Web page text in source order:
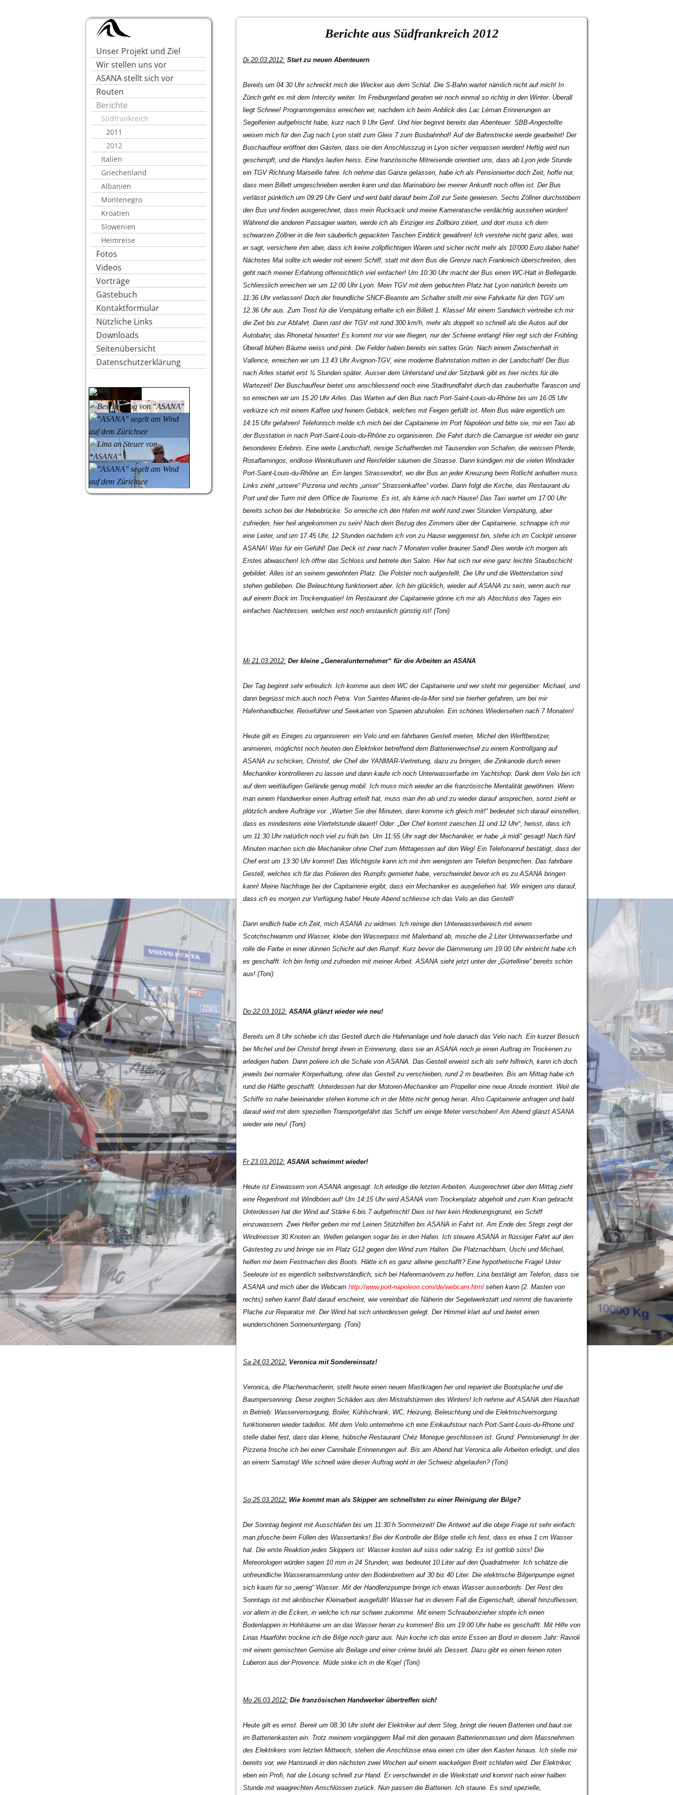
Unser Projekt und Ziel
Wir stellen uns vor
ASANA stellt sich vor
Routen
Berichte
Südfrankreich
2011
2012
Italien
Griechenland
Albanien
Montenegro
Kroatien
Slowenien
Heimreise
Fotos
Videos
Vorträge
Gästebuch
Kontaktformular
Nützliche Links
Downloads
Seitenübersicht
Datenschutzerklärung
Berichte aus Südfrankreich 2012
Di 20.03.2012: Start zu neuen Abenteuern
Bereits um 04:30 Uhr schreckt mich der Wecker aus dem Schlaf. Die S-Bahn wartet nämlich nicht auf mich! In
Zürich geht es mit dem Intercity weiter. Im Freiburgerland geraten wir noch einmal so richtig in den Winter. Überall
liegt Schnee! Programmgemäss erreichen wir, nachdem ich beim Anblick des Lac Léman Erinnerungen an
Segelferien aufgefrischt habe, kurz nach 9 Uhr Genf. Und hier beginnt bereits das Abenteuer. SBB-Angestellte
weisen mich für den Zug nach Lyon statt zum Gleis 7 zum Busbahnhof! Auf der Bahnstrecke werde gearbeitet! Der
Buschauffeur eröffnet den Gästen, dass sie den Anschlusszug in Lyon sicher verpassen werden! Heftig wird nun
geschimpft, und die Handys laufen heiss. Eine französische Mitreisende orientiert uns, dass ab Lyon jede Stunde
ein TGV Richtung Marseille fahre. Ich nehme das Ganze gelassen, habe ich als Pensionierter doch Zeit, hoffe nur,
dass mein Billett umgeschrieben werden kann und das Marinabüro bei meiner Ankunft noch offen ist. Der Bus
verlässt pünktlich um 09:29 Uhr Genf und wird bald darauf beim Zoll zur Seite gewiesen. Sechs Zöllner durchstöbern
den Bus und finden ausgerechnet, dass mein Rucksack und meine Kameratasche verdächtig aussehen würden!
Während die anderen Passagier warten, werde ich als Einziger ins Zollbüro zitiert, und dort muss ich dem
schwarzen Zöllner in die fein säuberlich gepackten Taschen Einblick gewähren! Ich verstehe nicht ganz alles, was
er sagt, versichere ihm aber, dass ich keine zollpflichtigen Waren und sicher nicht mehr als 10‘000 Euro dabei habe!
Nächstes Mal sollte ich wieder mit einem Schiff, statt mit dem Bus die Grenze nach Frankreich überschreiten, dies
geht nach meiner Erfahrung offensichtlich viel einfacher! Um 10:30 Uhr macht der Bus einen WC-Halt in Bellegarde.
Schliesslich erreichen wir um 12:00 Uhr Lyon. Mein TGV mit dem gebuchten Platz hat Lyon natürlich bereits um
11:36 Uhr verlassen! Doch der freundliche SNCF-Beamte am Schalter stellt mir eine Fahrkarte für den TGV um
12.36 Uhr aus. Zum Trost für die Verspätung erhalte ich ein Billett 1. Klasse! Mit einem Sandwich vertreibe ich mir
die Zeit bis zur Abfahrt. Dann rast der TGV mit rund 300 km/h, mehr als doppelt so schnell als die Autos auf der
Autobahn, das Rhonetal hinunter! Es kommt mir vor wie fliegen, nur der Schiene entlang! Hier regt sich der Frühling.
Überall blühen Bäume weiss und pink. Die Felder haben bereits ein sattes Grün. Nach einem Zwischenhalt in
Vallence, erreichen wir um 13.43 Uhr Avignon-TGV, eine moderne Bahnstation mitten in der Landschaft! Der Bus
nach Arles startet erst ¾ Stunden später. Ausser dem Unterstand und der Sitzbank gibt es hier nichts für die
Wartezeit! Der Buschauffeur bietet uns anschliessend noch eine Stadtrundfahrt durch das zauberhafte Tarascon und
so erreichen wir um 15.20 Uhr Arles. Das Warten auf den Bus nach Port-Saint-Louis-du-Rhône bis um 16:05 Uhr
verkürze ich mit einem Kaffee und feinem Gebäck, welches mit Feigen gefüllt ist. Mein Bus wäre eigentlich um
14:15 Uhr gefahren! Telefonisch melde ich mich bei der Capitainerie im Port Napoléon und bitte sie, mir ein Taxi ab
der Busstation in nach Port-Saint-Louis-du-Rhône zu organisieren. Die Fahrt durch die Camargue ist wieder ein ganz
besonderes Erlebnis. Eine weite Landschaft, riesige Schafherden mit Tausenden von Schafen, die weissen Pferde,
Rosaflamingos, endlose Weinkulturen und Reisfelder säumen die Strasse. Dann kündigen mir die vielen Windräder
Port-Saint-Louis-du-Rhône an. Ein langes Strassendorf, wo der Bus an jeder Kreuzung beim Rotlicht anhalten muss.
Links zieht „unsere“ Pizzeria und rechts „unser“ Strassenkaffee“ vorbei. Dann folgt die Kirche, das Restaurant du
Port und der Turm mit dem Office de Tourisme. Es ist, als käme ich nach Hause! Das Taxi wartet um 17:00 Uhr
bereits schon bei der Hebebrücke. So erreiche ich den Hafen mit wohl rund zwei Stunden Verspätung, aber
zufrieden, hier heil angekommen zu sein! Nach dem Bezug des Zimmers über der Capitainerie, schnappe ich mir
eine Leiter, und um 17.45 Uhr, 12 Stunden nachdem ich von zu Hause weggereist bin, stehe ich im Cockpit unserer
ASANA! Was für ein Gefühl! Das Deck ist zwar nach 7 Monaten voller brauner Sand! Dies werde ich morgen als
Erstes abwaschen! Ich öffne das Schloss und betrete den Salon. Hier hat sich nur eine ganz leichte Staubschicht
gebildet. Alles ist an seinem gewohnten Platz. Die Polster noch aufgestellt. Die Uhr und die Wetterstation sind
stehen geblieben. Die Beleuchtung funktioniert aber. Ich bin glücklich, wieder auf ASANA zu sein, wenn auch nur
auf einem Bock im Trockenquatier! Im Restaurant der Capitainerie gönne ich mir als Abschluss des Tages ein
einfaches Nachtessen, welches erst noch erstaunlich günstig ist! (Toni)
Mi 21.03.2012: Der kleine „Generalunternehmer“ für die Arbeiten an ASANA
Der Tag beginnt sehr erfreulich. Ich komme aus dem WC der Capitainerie und wer steht mir gegenüber: Michael, und
dann begrüsst mich auch noch Petra. Von Saintes-Maries-de-la-Mer sind sie hierher gefahren, um bei mir
Hafenhandbücher, Reiseführer und Seekarten von Spanien abzuholen. Ein schönes Wiedersehen nach 7 Monaten!
Heute gilt es Einiges zu organisieren: ein Velo und ein fahrbares Gestell mieten, Michel den Werftbesitzer,
animieren, möglichst noch heuten den Elektriker betreffend dem Batterienwechsel zu einem Kontrollgang auf
ASANA zu schicken, Christof, der Chef der YANMAR-Vertretung, dazu zu bringen, die Zinkanode durch einen
Mechaniker kontrollieren zu lassen und dann kaufe ich noch Unterwasserfarbe im Yachtshop. Dank dem Velo bin ich
auf dem weitläufigen Gelände genug mobil. Ich muss mich wieder an die französische Mentalität gewöhnen. Wenn
man einem Handwerker einen Auftrag erteilt hat, muss man ihn ab und zu wieder darauf ansprechen, sonst zieht er
plötzlich andere Aufträge vor. „Warten Sie drei Minuten, dann komme ich gleich mit!“bedeutet sich darauf einstellen,
dass es mindestens eine Viertelstunde dauert! Oder: „Der Chef kommt zwischen 11 und 12 Uhr“, heisst, dass ich
um 11:30 Uhr natürlich noch viel zu früh bin. Um 11:55 Uhr sagt der Mechaniker, er habe „à midi“ gesagt! Nach fünf
Minuten machen sich die Mechaniker ohne Chef zum Mittagessen auf den Weg! Ein Telefonanruf bestätigt, dass der
Chef erst um 13:30 Uhr kommt! Das Wichtigste kann ich mit ihm wenigsten am Telefon besprechen. Das fahrbare
Gestell, welches ich für das Polieren des Rumpfs gemietet habe, verschwindet bevor ich es zu ASANA bringen
kann! Meine Nachfrage bei der Capitainerie ergibt, dass ein Mechaniker es ausgeliehen hat. Wir einigen uns darauf,
dass ich es morgen zur Verfügung habe! Heute Abend schliesse ich das Velo an das Gestell!
Dann endlich habe ich Zeit, mich ASANA zu widmen. Ich reinige den Unterwasserbereich mit einem
Scotchschwamm und Wasser, klebe den Wasserpass mit Malerband ab, mische die 2 Liter Unterwasserfarbe und
rolle die Farbe in einer dünnen Schicht auf den Rumpf. Kurz bevor die Dämmerung um 19:00 Uhr einbricht habe ich
es geschafft. Ich bin fertig und zufrieden mit meiner Arbeit. ASANA sieht jetzt unter der „Gürtellinie“ bereits schön
aus! (Toni)
Do 22.03.1012: ASANA glänzt wieder wie neu!
Bereits um 8 Uhr schiebe ich das Gestell durch die Hafenanlage und hole danach das Velo nach. Ein kurzer Besuch
bei Michel und bei Christof bringt ihnen in Erinnerung, dass sie an ASANA noch je einen Auftrag im Trockenen zu
erledigen haben. Dann poliere ich die Schale von ASANA. Das Gestell erweist sich als sehr hilfreich, kann ich doch
jeweils bei normaler Körperhaltung, ohne das Gestell zu verschieben, rund 2 m bearbeiten. Bis am Mittag habe ich
rund die Hälfte geschafft. Unterdessen hat der Motoren-Mechaniker am Propeller eine neue Anode montiert. Weil die
Schiffe so nahe beieinander stehen komme ich in der Mitte nicht genug heran. Also Capitainerie anfragen und bald
darauf wird mit dem speziellen Transportgefährt das Schiff um einige Meter verschoben! Am Abend glänzt ASANA
wieder wie neu! (Toni)
Fr 23.03.2012: ASANA schwimmt wieder!
Heute ist Einwassern von ASANA angesagt. Ich erledige die letzten Arbeiten. Ausgerechnet über den Mittag zieht
eine Regenfront mit Windböen auf! Um 14:15 Uhr wird ASANA vom Trockenplatz abgeholt und zum Kran gebracht.
Unterdessen hat der Wind auf Stärke 6 bis 7 aufgefrischt! Dies ist hier kein Hinderungsgrund, ein Schiff
einzuwassern. Zwei Helfer geben mir mit Leinen Stützhilfen bis ASANA in Fahrt ist. Am Ende des Stegs zeigt der
Windmesser 30 Knoten an. Wellen gelangen sogar bis in den Hafen. Ich steuere ASANA in flüssiger Fahrt auf den
Gästesteg zu und bringe sie im Platz G12 gegen den Wind zum Halten. Die Platznachbarn, Uschi und Michael,
helfen mir beim Festmachen des Boots. Hätte ich es ganz alleine geschafft? Eine hypothetische Frage! Unter
Seeleute ist es eigentlich selbstverständlich, sich bei Hafenmanövern zu helfen. Lina bestätigt am Telefon, dass sie
ASANA und mich über die Webcam http://www.port-napoleon.com/de/webcam.html sehen kann (2. Masten von
rechts) sehen kann! Bald darauf erscheint, wie vereinbart die Näherin der Segelwerkstatt und nimmt die havarierte
Plache zur Reparatur mit. Der Wind hat sich unterdessen gelegt. Der Himmel klart auf und bietet einen
wunderschönen Sonnenuntergang. (Toni)
Sa 24.03.2012: Veronica mit Sondereinsatz!
Veronica, die Plachenmacherin, stellt heute einen neuen Mastkragen her und repariert die Bootsplache und die
Baumpersenning. Diese zeigten Schäden aus den Mistralstürmen des Winters! Ich nehme auf ASANA den Haushalt
in Betrieb: Wasserversorgung, Boiler, Kühlschrank, WC, Heizung, Beleuchtung und die Elektrischversorgung
funktionieren wieder tadellos. Mit dem Velo unternehme ich eine Einkaufstour nach Port-Saint-Louis-du-Rhone und
stelle dabei fest, dass das kleine, hübsche Restaurant Chéz Monique geschlossen ist. Grund: Pensionierung! In der
Pizzeria frische ich bei einer Cannibale Erinnerungen auf. Bis am Abend hat Veronica alle Arbeiten erledigt, und dies
an einem Samstag! Wie schnell wäre dieser Auftrag wohl in der Schweiz abgelaufen? (Toni)
So 25.03.2012: Wie kommt man als Skipper am schnellsten zu einer Reinigung der Bilge?
Der Sonntag beginnt mit Ausschlafen bis um 11:30 h Sommerzeit! Die Antwort auf die obige Frage ist sehr einfach:
man pfusche beim Füllen des Wassertanks! Bei der Kontrolle der Bilge stelle ich fest, dass es etwa 1 cm Wasser
hat. Die erste Reaktion jedes Skippers ist: Wasser kosten auf süss oder salzig. Es ist gottlob süss! Die
Meteorologen würden sagen 10 mm in 24 Stunden, was bedeutet 10 Liter auf den Quadratmeter. Ich schätze die
unfreundliche Wasseransammlung unter den Bodenbrettern auf 30 bis 40 Liter. Die elektrische Bilgenpumpe eignet
sich kaum für so „wenig“ Wasser. Mit der Handlenzpumpe bringe ich etwas Wasser ausserbords. Der Rest des
Sonntags ist mit akribischer Kleinarbeit ausgefüllt! Wasser hat in diesem Fall die Eigenschaft, überall hinzufliessen,
vor allem in die Ecken, in welche ich nur schwer zukomme. Mit einem Schraubenzieher stopfe ich einen
Bodenlappen in Hohlräume um an das Wasser heran zu kommen! Bis um 19:00 Uhr habe es geschafft. Mit Hilfe von
Linas Haarföhn trockne ich die Bilge noch ganz aus. Nun koche ich das erste Essen an Bord in diesem Jahr: Ravioli
mit einem gemischten Gemüse als Beilage und einer crème brulé als Dessert. Dazu gibt es einen feinen roten
Luberon aus der Provence. Müde sinke ich in die Koje! (Toni)
Mo 26.03.2012: Die französischen Handwerker übertreffen sich!
Heute gilt es ernst. Bereit um 08:30 Uhr steht der Elektriker auf dem Steg, bringt die neuen Batterien und baut sie
im Batterienkasten ein. Trotz meinem vorgängigem Mail mit den genauen Batterienmassen und dem Massnehmen
des Elektrikers vom letzten Mittwoch, stehen die Anschlüsse etwa einen cm über den Kasten hinaus. Ich stelle mir
bereits vor, wie Hansruedi in den nächsten zwei Wochen auf einem wackeligen Brett schlafen wird. Der Elektriker,
eben ein Profi, hat die Lösung schnell zur Hand. Er verschwindet in die Werkstatt und kommt nach einer halben
Stunde mit waagrechten Anschlüssen zurück. Nun passen die Batterien. Ich staune. Es sind spezielle,